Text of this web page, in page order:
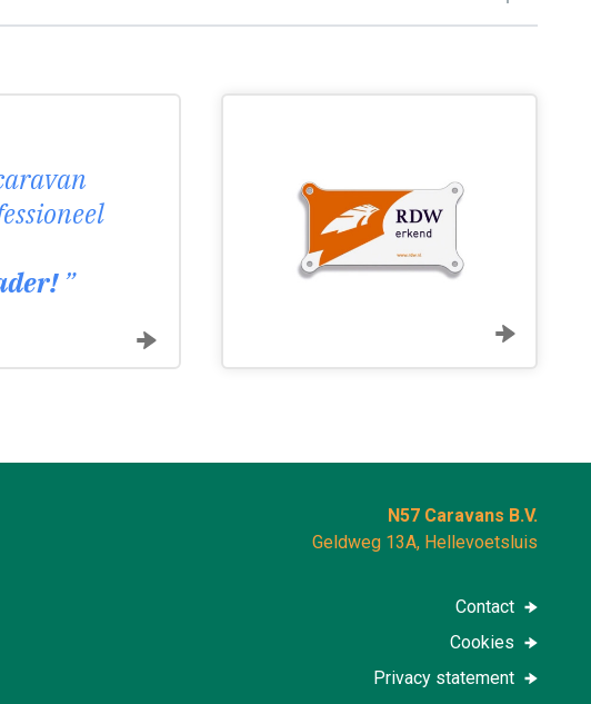
Snelle verkoop van onze
prijs gekregen. Keurig
vrijwaring. Zeer
Kortom in alle opzichten
L. Jansen
N57 Caravans B.V.
Geldweg 13A, Hellevoetsluis
Contact
Cookies
Privacy statement